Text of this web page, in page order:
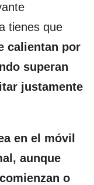
tienes que
calientan por
superan
justamente
en el móvil
aunque
o